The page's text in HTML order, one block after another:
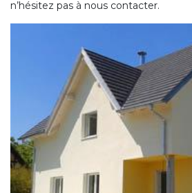
n’hésitez pas à nous contacter.